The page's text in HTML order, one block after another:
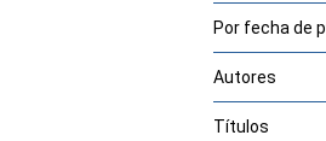
Por fecha de
Autores
Títulos